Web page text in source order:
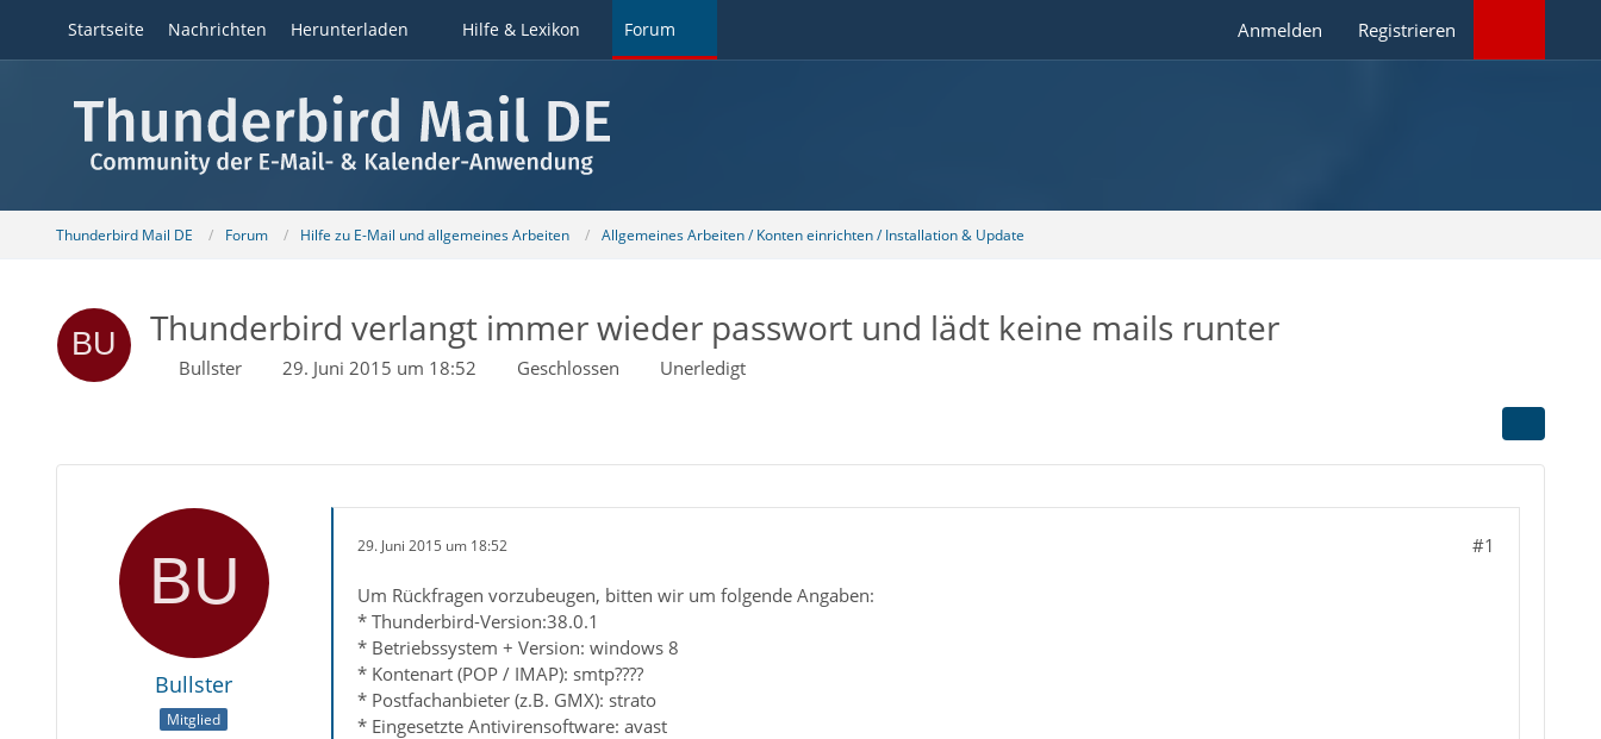
Startseite Nachrichten Herunterladen Hilfe & Lexikon Forum Anmelden Registrieren
Thunderbird Mail DE Forum Hilfe zu E-Mail und allgemeines Arbeiten Allgemeines Arbeiten / Konten einrichten / Installation & Update
Thunderbird verlangt immer wieder passwort und lädt keine mails runter
Bullster 29. Juni 2015 um 18:52 Geschlossen Unerledigt
Bullster
Mitglied
29. Juni 2015 um 18:52 #1
Um Rückfragen vorzubeugen, bitten wir um folgende Angaben:
* Thunderbird-Version:38.0.1
* Betriebssystem + Version: windows 8
* Kontenart (POP / IMAP): smtp????
* Postfachanbieter (z.B. GMX): strato
* Eingesetzte Antivirensoftware: avast